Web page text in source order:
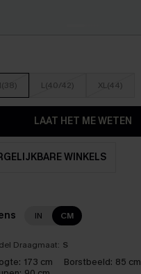
L(40/42) XL(44)
LAAT HET ME WETEN
WINKELS
IN CM
Draagmaat: S
173 cm Borstbeeld: 85 cm